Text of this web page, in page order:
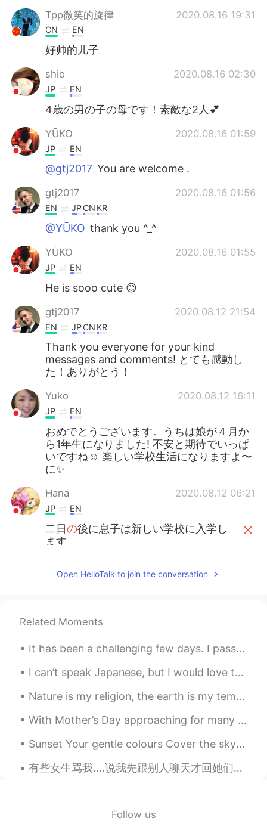
Tpp微笑的旋律
2020.08.16 19:31
CN EN
好帅的儿子
shio 2020.08.16 02:30
JP EN
4歳の男の子の母です！素敵な2人💕
YŪKO 2020.08.16 01:59
JP EN
@gtj2017 You are welcome .
gtj2017 2020.08.16 01:56
EN JPCN KR
@YŪKO thank you ^_^
YŪKO 2020.08.16 01:55
JP EN
He is sooo cute 😊
gtj2017 2020.08.12 21:54
EN JPCN KR
Thank you everyone for your kind
messages and comments! とても感動し
た！ありがとう！
Yuko 2020.08.12 16:11
JP EN
おめでとうございます。うちは娘が４月か
ら1年生になりました! 不安と期待でいっぱ
いですね☺️ 楽しい学校生活になりますよ〜
に✨
Hana 2020.08.12 06:21
JP EN
二日の後に息子は新しい学校に入学し
ます
1年生になるので、とても
いるようです。
息子は学校にいっぱい新しい友達が出
来れば良いと思う
来れば良いと思う
People 2020.08.11 20:27
CN EN
loveit
Open HelloTalk to join the conversation
Related Moments
It has been a challenging few days. I passed one of my exams this week😊. Three more exams, and I ...
I can’t speak Japanese, but I would love to make friends with you😃 I’m Australian, currently stud...
Nature is my religion, the earth is my temple 💕 I simply believe that everything has a soul and t...
With Mother’s Day approaching for many of you (Not for us in the U.K), here is a poem for all of ...
Sunset Your gentle colours Cover the sky A sparkling view That touches my heart To feel you have ...
有些女生骂我....说我先跟别人聊天才回她们。 她们说：我要睡觉了。但是她们检查我是否在线，嫉妒地对我行事，说我和很多女孩说话。 我根本不是她的男朋友，也不是她们的老公。真的好烦啊😔 I’...
Follow us